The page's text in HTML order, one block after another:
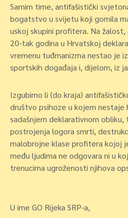
Samim time, antifašistički
bogatstvo u svijetu koji gomila
uskoj skupini profitera. Na
20-tak godina u Hrvatskoj
vremenu tuđmanizma nestao je
sportskih događaja i, dijelom, iz
Izgubimo li (do kraja)
društvo psihoze u kojem nestaje
sadašnjem deklarativnom
postrojenja logora smrti,
malobrojne klase profitera kojoj
među ljudima ne odgovara ni u
trenucima ugroženosti njihova
U ime GO Rijeka SRP-a,